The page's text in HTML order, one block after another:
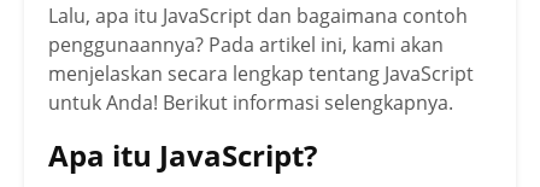
Lalu, apa itu JavaScript dan bagaimana contoh
penggunaannya? Pada artikel ini, kami akan
menjelaskan secara lengkap tentang JavaScript
untuk Anda! Berikut informasi selengkapnya.
Apa itu JavaScript?